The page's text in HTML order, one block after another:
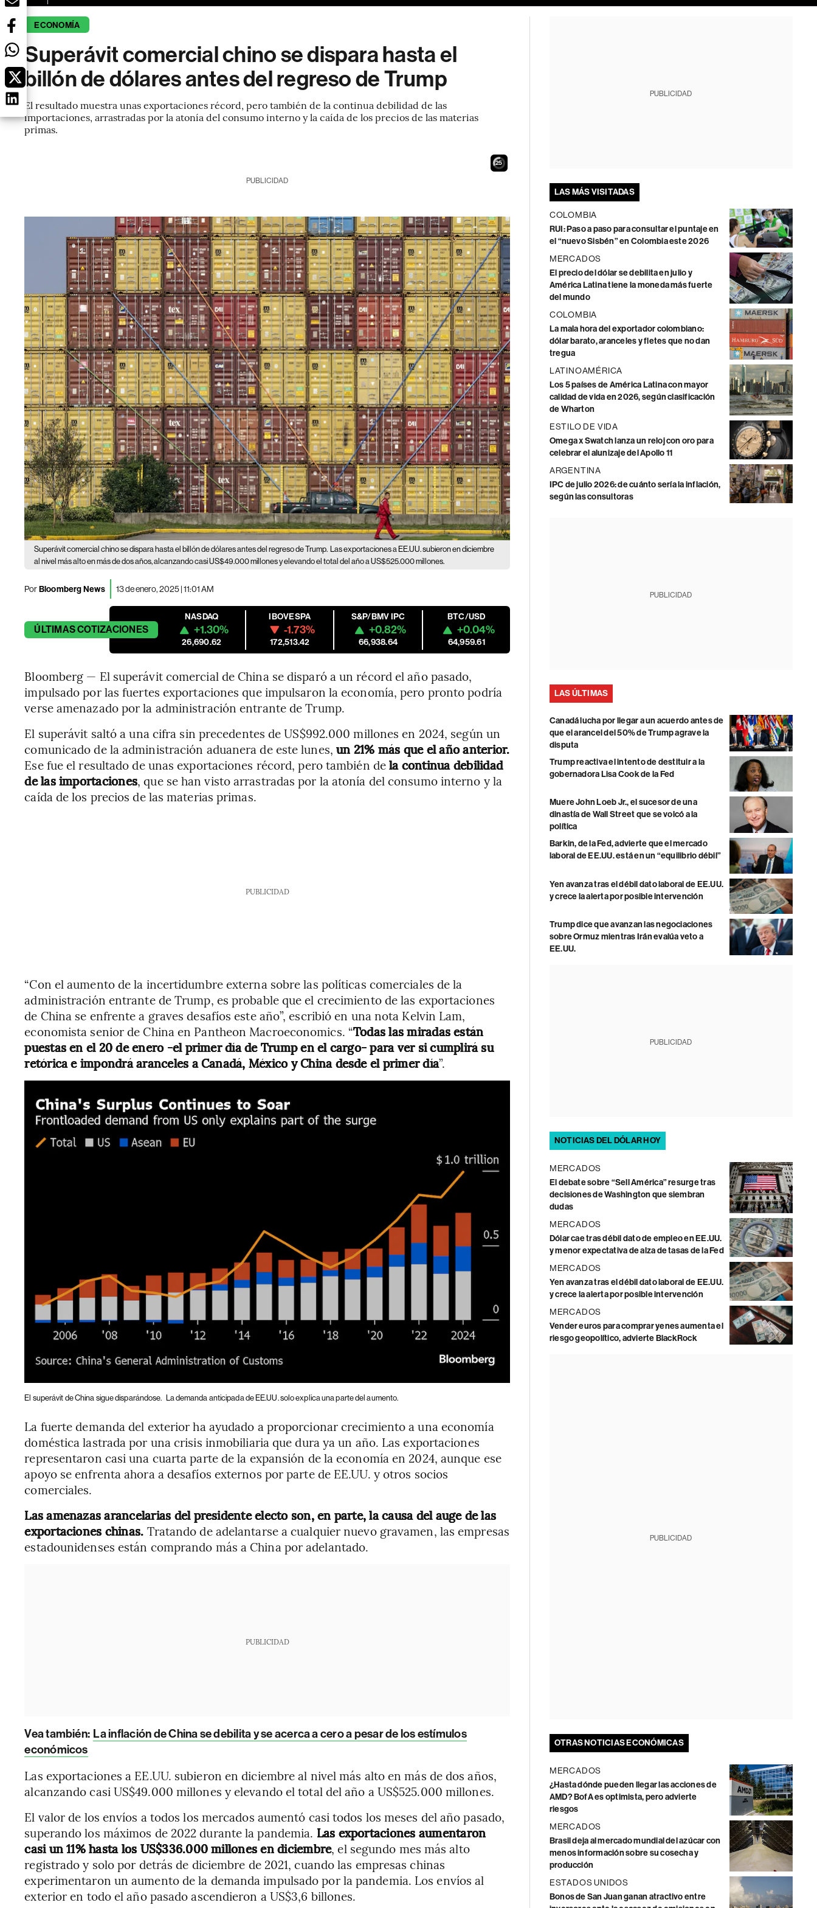
ECONOMÍA
Superávit comercial chino se dispara hasta el
billón de dólares antes del regreso de Trump
El resultado muestra unas exportaciones récord, pero también de la continua debilidad de las
importaciones, arrastradas por la atonía del consumo interno y la caída de los precios de las materias
primas.
24
PUBLICIDAD
Superávit comercial chino se dispara hasta el billón de dólares antes del regreso de Trump. Las exportaciones a EE.UU. subieron en diciembre
al nivel más alto en más de dos años, alcanzando casi US$49.000 millones y elevando el total del año a US$525.000 millones.
PorBloomberg News 13 de enero, 2025 | 11:01 AM
ÚLTIMASCOTIZACIONES
NASDAQ
+1.30%
26,690.62
IBOVESPA
-1.73%
172,513.42
S&P/BMV IPC
+0.82%
66,938.64
BTC/USD
+0.04%
64,959.61
Bloomberg — El superávit comercial de China se disparó a un récord el año pasado,
impulsado por las fuertes exportaciones que impulsaron la economía, pero pronto podría
verse amenazado por la administración entrante de Trump.
El superávit saltó a una cifra sin precedentes de US$992.000 millones en 2024, según un
comunicado de la administración aduanera de este lunes, un 21% más que el año anterior.
Ese fue el resultado de unas exportaciones récord, pero también dela continua debilidad
de las importaciones, que se han visto arrastradas por la atonía del consumo interno y la
caída de los precios de las materias primas.
PUBLICIDAD
“Con el aumento de la incertidumbre externa sobre las políticas comerciales de la
administración entrante de Trump, es probable que el crecimiento de las exportaciones
de China se enfrente a graves desafíos este año”, escribió en una nota Kelvin Lam,
economista senior de China en Pantheon Macroeconomics. “Todas las miradas están
puestas en el 20 de enero -el primer día de Trump en el cargo- para ver si cumplirá su
retórica e impondrá aranceles a Canadá, México y China desde el primer día”.
El superávit de China sigue disparándose. La demanda anticipada de EE.UU. solo explica una parte del aumento.
La fuerte demanda del exterior ha ayudado a proporcionar crecimiento a una economía
doméstica lastrada por una crisis inmobiliaria que dura ya un año. Las exportaciones
representaron casi una cuarta parte de la expansión de la economía en 2024, aunque ese
apoyo se enfrenta ahora a desafíos externos por parte de EE.UU. y otros socios
comerciales.
Las amenazas arancelarias del presidente electo son, en parte, la causa del auge de las
exportaciones chinas. Tratando de adelantarse a cualquier nuevo gravamen, las empresas
estadounidenses están comprando más a China por adelantado.
PUBLICIDAD
Vea también: La inflación de China se debilita y se acerca a cero a pesar de los estímulos
económicos
Las exportaciones a EE.UU. subieron en diciembre al nivel más alto en más de dos años,
alcanzando casi US$49.000 millones y elevando el total del año a US$525.000 millones.
El valor de los envíos a todos los mercados aumentó casi todos los meses del año pasado,
superando los máximos de 2022 durante la pandemia. Las exportaciones aumentaron
casi un 11% hasta los US$336.000 millones en diciembre, el segundo mes más alto
registrado y solo por detrás de diciembre de 2021, cuando las empresas chinas
experimentaron un aumento de la demanda impulsado por la pandemia. Los envíos al
exterior en todo el año pasado ascendieron a US$3,6 billones.
PUBLICIDAD
LAS MÁS VISITADAS
COLOMBIA
RUI: Paso a paso para consultar el puntaje en
el “nuevo Sisbén” en Colombia este 2026
MERCADOS
El precio del dólar se debilita en julio y
América Latina tiene la moneda más fuerte
del mundo
COLOMBIA
La mala hora del exportador colombiano:
dólar barato, aranceles y fletes que no dan
tregua
LATINOAMÉRICA
Los 5 países de América Latina con mayor
calidad de vida en 2026, según clasificación
de Wharton
ESTILO DE VIDA
Omega x Swatch lanza un reloj con oro para
celebrar el alunizaje del Apollo 11
ARGENTINA
IPC de julio 2026: de cuánto sería la inflación,
según las consultoras
PUBLICIDAD
LAS ÚLTIMAS
Canadá lucha por llegar a un acuerdo antes de
que el arancel del 50% de Trump agrave la
disputa
Trump reactiva el intento de destituir a la
gobernadora Lisa Cook de la Fed
Muere John Loeb Jr., el sucesor de una
dinastía de Wall Street que se volcó a la
política
Barkin, de la Fed, advierte que el mercado
laboral de EE.UU. está en un “equilibrio débil”
Yen avanza tras el débil dato laboral de EE.UU.
y crece la alerta por posible intervención
Trump dice que avanzan las negociaciones
sobre Ormuz mientras Irán evalúa veto a
EE.UU.
PUBLICIDAD
NOTICIAS DEL DÓLAR HOY
MERCADOS
El debate sobre “Sell América” resurge tras
decisiones de Washington que siembran
dudas
MERCADOS
Dólar cae tras débil dato de empleo en EE.UU.
y menor expectativa de alza de tasas de la Fed
MERCADOS
Yen avanza tras el débil dato laboral de EE.UU.
y crece la alerta por posible intervención
MERCADOS
Vender euros para comprar yenes aumenta el
riesgo geopolítico, advierte BlackRock
PUBLICIDAD
OTRAS NOTICIAS ECONÓMICAS
MERCADOS
¿Hasta dónde pueden llegar las acciones de
AMD? BofA es optimista, pero advierte
riesgos
MERCADOS
Brasil deja al mercado mundial del azúcar con
menos información sobre su cosecha y
producción
ESTADOS UNIDOS
Bonos de San Juan ganan atractivo entre